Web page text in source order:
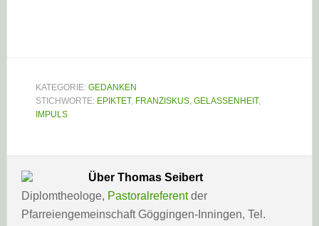
KATEGORIE: GEDANKEN
STICHWORTE: EPIKTET, FRANZISKUS, GELASSENHEIT,
IMPULS
Über Thomas Seibert
Diplomtheologe, Pastoralreferentder
Pfarreiengemeinschaft Göggingen-Inningen, Tel.